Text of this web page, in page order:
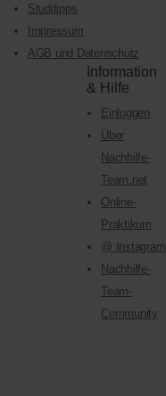
Studitipps
Impressum
AGB und Datenschutz
Information
& Hilfe
Einloggen
Über
Nachhilfe-
Team.net
Online-
Praktikum
@ Instagram
Nachhilfe-
Team-
Community